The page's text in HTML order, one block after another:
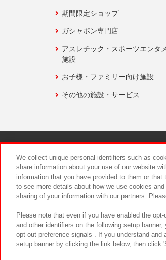
期間限定ショップ
ガシャポン専門店
アスレチック・スポーツエンタ
施設
お子様・ファミリー向け施設
その他の施設・サービス
We collect unique personal identifiers such as
share information about your use of our website
information that you have provided to them or
to see more details about how we use cookies
sharing of your information with our partners.
Please note that even if you have enabled the
and other identifiers on the following setup
opt-out preference signals . If you understand
setup banner by clicking the link below, then click